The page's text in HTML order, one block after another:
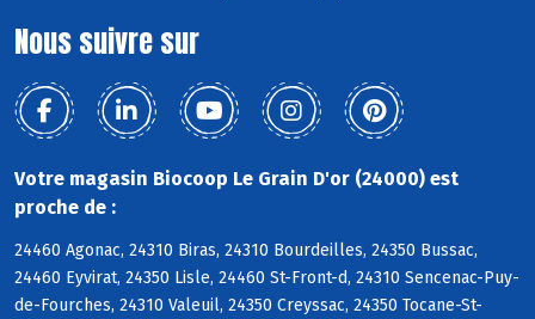
Nous suivre sur
Votre magasin Biocoop Le Grain D'or (24000) est
proche de :
24460 Agonac, 24310 Biras, 24310 Bourdeilles, 24350 Bussac,
24460 Eyvirat, 24350 Lisle, 24460 St-Front-d, 24310 Sencenac-Puy-
de-Fourches, 24310 Valeuil, 24350 Creyssac, 24350 Tocane-St-